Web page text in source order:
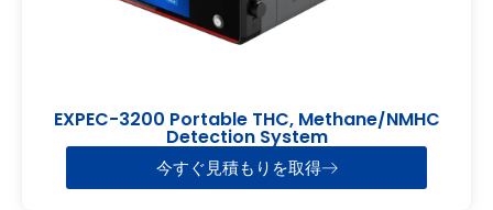
EXPEC-3200 Portable THC, Methane/NMHC
Detection System
今すぐ見積もりを取得